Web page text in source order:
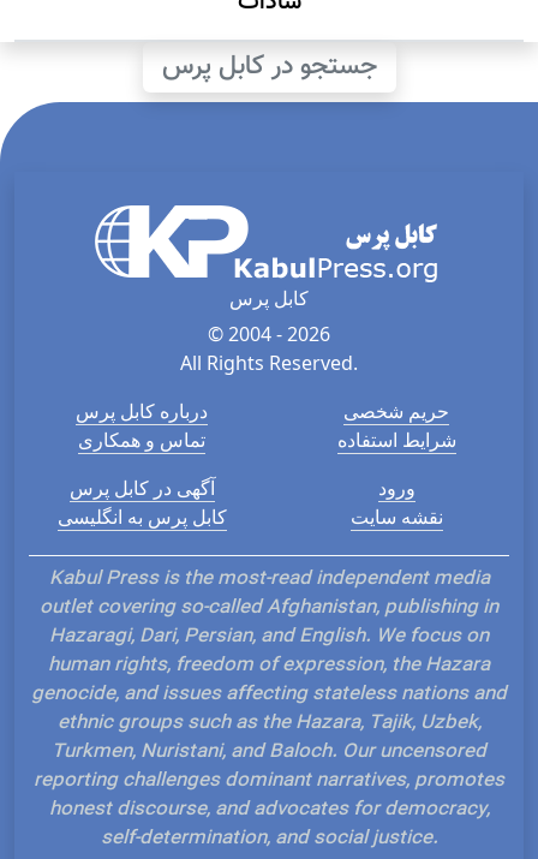
جستجو در کابل پرس
کابل پرس
© 2004 - 2026
All Rights Reserved.
درباره کابل پرس
تماس و همکاری
حریم شخصی
شرایط استفاده
آگهی در کابل پرس
کابل پرس به انگلیسی
ورود
نقشه سایت
Kabul Press is the most-read independent media
outlet covering so-called Afghanistan, publishing in
Hazaragi, Dari, Persian, and English. We focus on
human rights, freedom of expression, the Hazara
genocide, and issues affecting stateless nations and
ethnic groups such as the Hazara, Tajik, Uzbek,
Turkmen, Nuristani, and Baloch. Our uncensored
reporting challenges dominant narratives, promotes
honest discourse, and advocates for democracy,
self-determination, and social justice.